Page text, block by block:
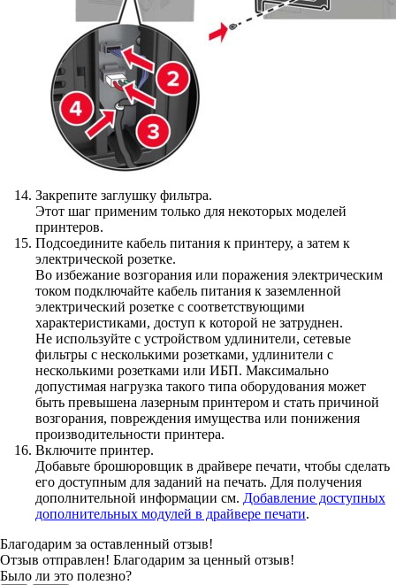
Закрепите заглушку фильтра.
Этот шаг применим только для некоторых моделей
принтеров.
Подсоедините кабель питания к принтеру, а затем к
электрической розетке.
Во избежание возгорания или поражения электрическим
током подключайте кабель питания к заземленной
электрический розетке с соответствующими
характеристиками, доступ к которой не затруднен.
Не используйте с устройством удлинители, сетевые
фильтры с несколькими розетками, удлинители с
несколькими розетками или ИБП. Максимально
допустимая нагрузка такого типа оборудования может
быть превышена лазерным принтером и стать причиной
возгорания, повреждения имущества или понижения
производительности принтера.
Включите принтер.
Добавьте брошюровщик в драйвере печати, чтобы сделать
его доступным для заданий на печать. Для получения
дополнительной информации см. Добавление доступных
дополнительных модулей в драйвере печати.
Благодарим за оставленный отзыв!
Отзыв отправлен! Благодарим за ценный отзыв!
Было ли это полезно?